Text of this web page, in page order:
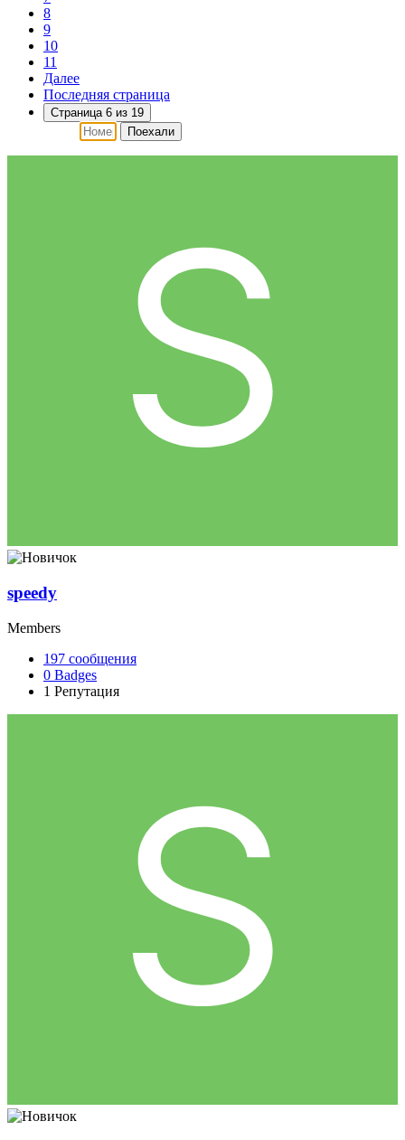
8
9
10
11
Далее
Последняя страница
Страница 6 из 19
Поехали
speedy
Members
197 сообщения
0 Badges
1 Репутация